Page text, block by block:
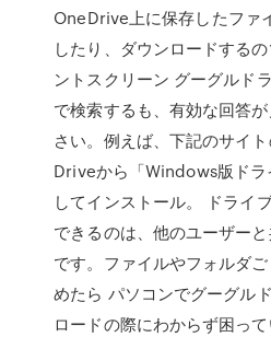
OneDrive上に保存したファ
したり、ダウンロードする
ントスクリーン グーグルド
で検索するも、有効な回答
さい。例えば、下記のサイ
Driveから「Windows版ドラ
してインストール。 ドライ
できるのは、他のユーザー
です。ファイルやフォルダ
めたら パソコンでグーグル
ロードの際にわからず困っ